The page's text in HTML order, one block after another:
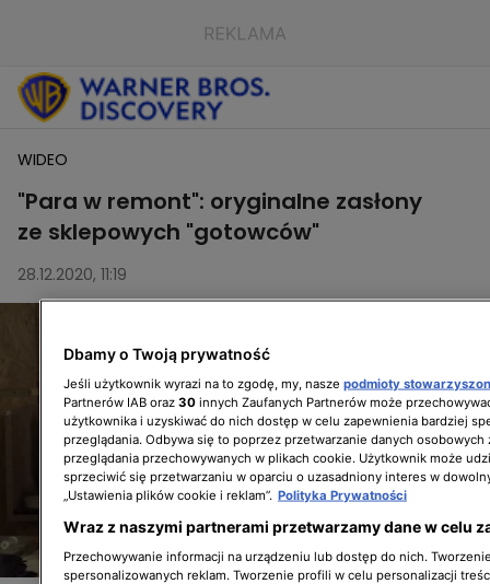
WIDEO
"Para w remont": oryginalne zasłony
ze sklepowych "gotowców"
28.12.2020, 11:19
Dbamy o Twoją prywatność
Jeśli użytkownik wyrazi na to zgodę, my, nasze podmioty
Partnerów IAB oraz 30 innych Zaufanych Partnerów może
użytkownika i uzyskiwać do nich dostęp w celu zapewnienia bardziej
przeglądania. Odbywa się to poprzez przetwarzanie danych osobowych
przeglądania przechowywanych w plikach cookie. Użytkownik może
sprzeciwić się przetwarzaniu w oparciu o uzasadniony interes w
„Ustawienia plików cookie i reklam”. Polityka Prywatności
Wraz z naszymi partnerami przetwarzamy dane w celu
Przechowywanie informacji na urządzeniu lub dostęp do nich.
spersonalizowanych reklam. Tworzenie profili w celu personalizacji